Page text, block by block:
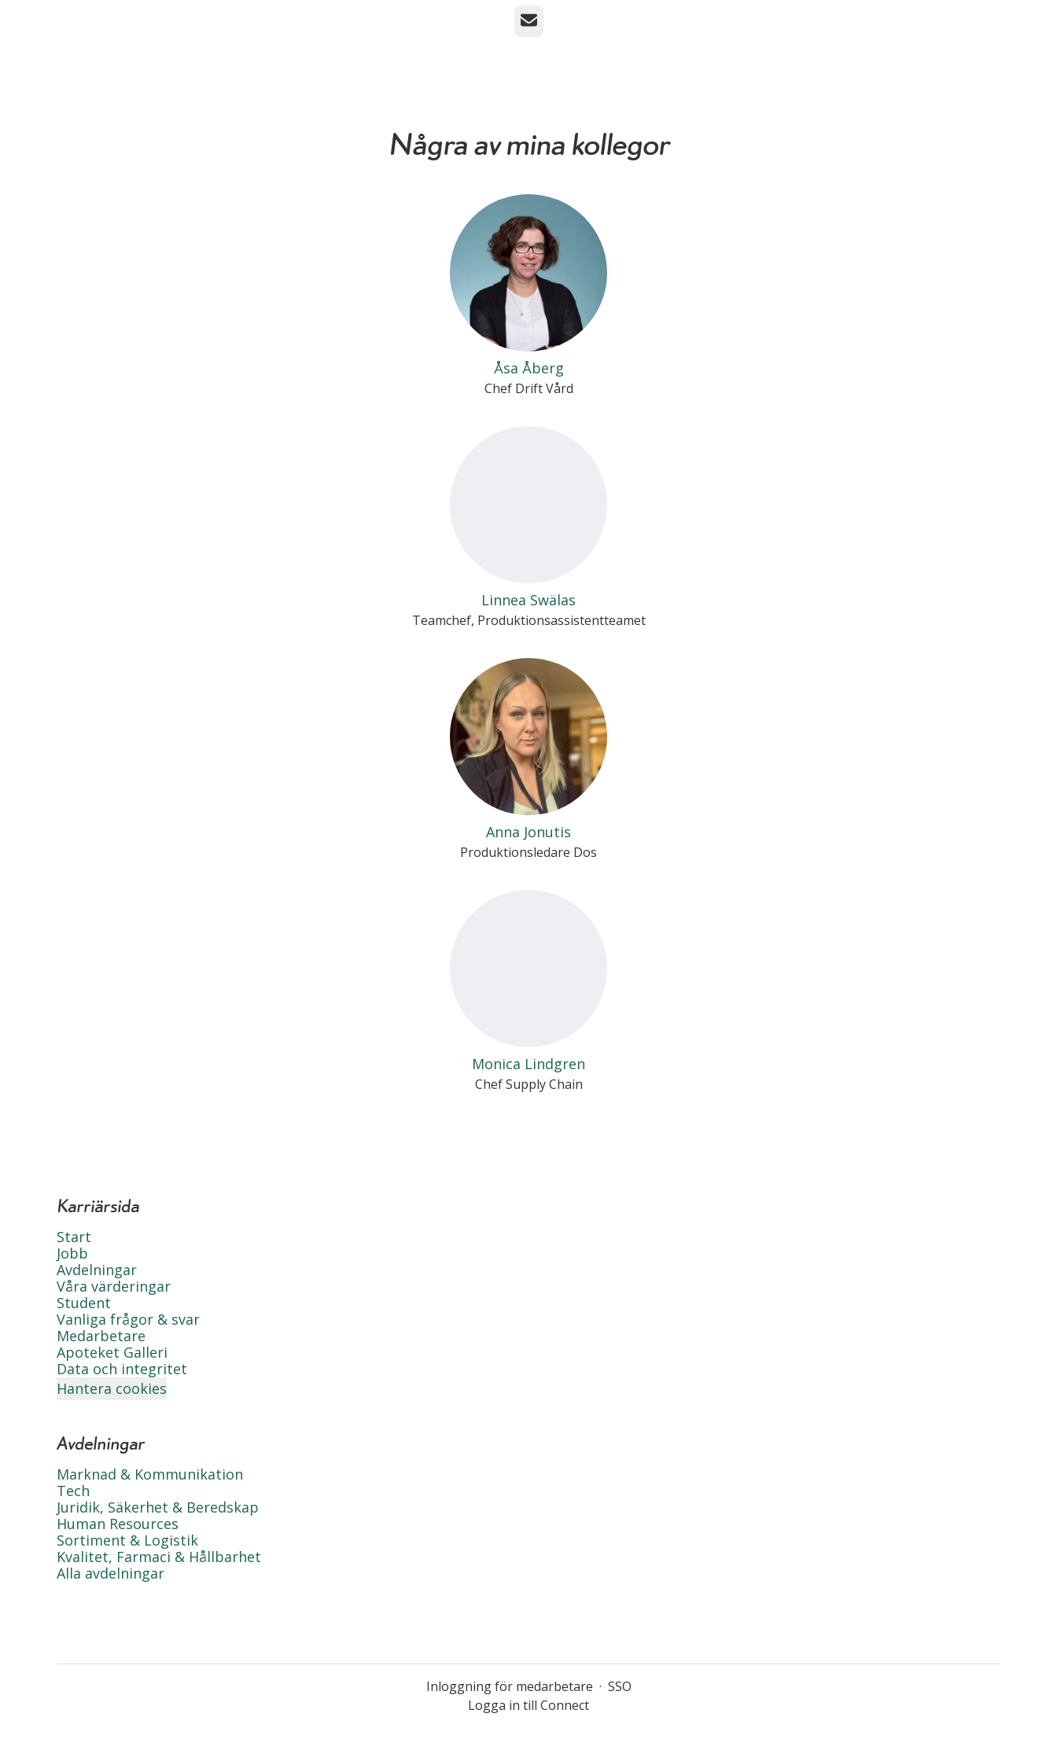
E-post
Några av mina kollegor
Åsa Åberg
Chef Drift Vård
Linnea Swälas
Teamchef, Produktionsassistentteamet
Anna Jonutis
Produktionsledare Dos
Monica Lindgren
Chef Supply Chain
Karriärsida
Start
Jobb
Avdelningar
Våra värderingar
Student
Vanliga frågor & svar
Medarbetare
Apoteket Galleri
Data och integritet
Hantera cookies
Avdelningar
Marknad & Kommunikation
Tech
Juridik, Säkerhet & Beredskap
Human Resources
Sortiment & Logistik
Kvalitet, Farmaci & Hållbarhet
Alla avdelningar
Inloggning för medarbetare · SSO
Logga in till Connect